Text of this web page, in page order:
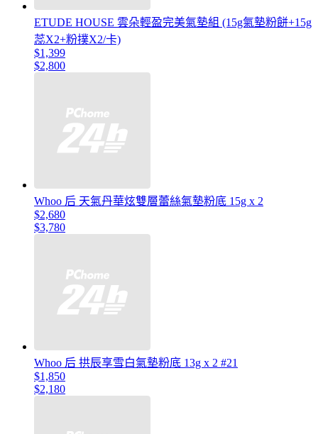
ETUDE HOUSE 雲朵輕盈完美氣墊組 (15g氣墊粉餅+15g
蕊X2+粉撲X2/卡)
$1,399
$2,800
Whoo 后 天氣丹華炫雙層蕾絲氣墊粉底 15g x 2
$2,680
$3,780
Whoo 后 拱辰享雪白氣墊粉底 13g x 2 #21
$1,850
$2,180